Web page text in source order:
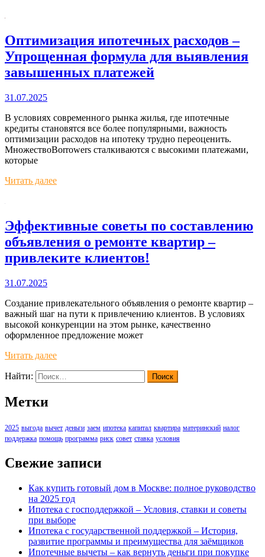
Оптимизация ипотечных расходов –
Упрощенная формула для выявления
завышенных платежей
31.07.2025
В условиях современного рынка жилья, где ипотечные
кредиты становятся все более популярными, важность
оптимизации расходов на ипотеку трудно переоценить.
МножествоBorrowers сталкиваются с высокими платежами,
которые
Читать далее
Эффективные советы по составлению
объявления о ремонте квартир –
привлеките клиентов!
31.07.2025
Создание привлекательного объявления о ремонте квартир –
важный шаг на пути к привлечению клиентов. В условиях
высокой конкуренции на этом рынке, качественно
оформленное предложение может
Читать далее
Найти:
Метки
2025 выгода вычет деньги заем ипотека капитал квартира материнский налог
поддержка помощь программа риск совет ставка условия
Свежие записи
Как купить готовый дом в Москве: полное руководство
на 2025 год
Ипотека с господдержкой – Условия, ставки и советы
при выборе
Ипотека с государственной поддержкой – История,
развитие программы и преимущества для заёмщиков
Ипотечные вычеты – как вернуть деньги при покупке